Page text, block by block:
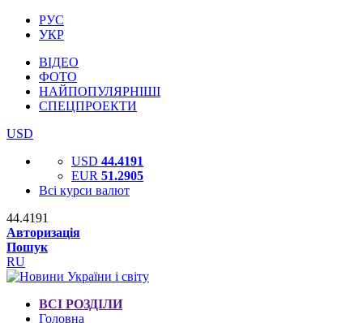
РУС
УКР
ВІДЕО
ФОТО
НАЙПОПУЛЯРНІШІ
СПЕЦПРОЕКТИ
USD
USD 44.4191
EUR 51.2905
Всі курси валют
44.4191
Авторизація
Пошук
RU
ВСІ РОЗДІЛИ
Головна